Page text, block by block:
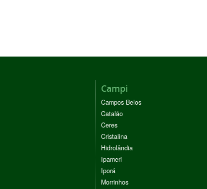
Campi
Campos Belos
Catalão
Ceres
Cristalina
Hidrolândia
Ipameri
Iporá
Morrinhos